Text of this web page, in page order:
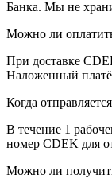
Банка. Мы не
Можно ли
При доставке
Наложенный
Когда
В течение 1
номер CDEK для
Можно ли